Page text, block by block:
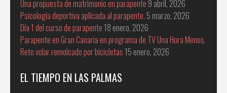
Una propuesta de matrimonio en parapente 9 abril, 2026
Psicología deportiva aplicada al parapente. 5 marzo, 2026
Día 1 del curso de parapente 18 enero, 2026
Parapente en Gran Canaria en programa de TV Una Hora Menos.
Reto volar remolcado por bicicletas 15 enero, 2026
EL TIEMPO EN LAS PALMAS